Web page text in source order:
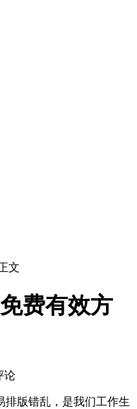
文
费有效方
论
排版错乱，是我们工作生